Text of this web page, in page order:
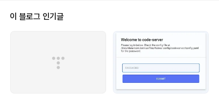
my - H)를 시작 점으로 하여 카드 이미지를 그려주면, 자
연스러운 카드 이동 화면을 구현 할 수 있습니다. 참고소스:
f83dcc10c0c890aaf0cda1f73323a33f..
이 블로그 인기글